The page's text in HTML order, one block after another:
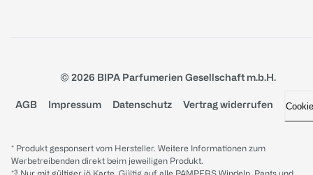
© 2026 BIPA Parfumerien Gesellschaft m.b.H.
AGB Impressum Datenschutz Vertrag widerrufen
* Produkt gesponsert vom Hersteller. Weitere Informationen zum
Werbetreibenden direkt beim jeweiligen Produkt.
*³ Nur mit gültiger jö Karte. Gültig auf alle PAMPERS Windeln, Pants und